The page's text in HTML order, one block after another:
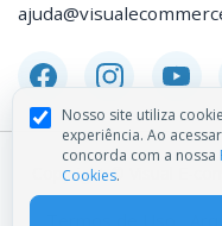
Nosso site utiliza
experiência. Ao
concorda com a nossa
Cookies.
Copyright © Visual E-